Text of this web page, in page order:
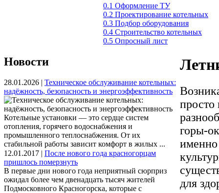
0.1 Оформление ТУ
0.2 Проектирование котельных
0.3 Подбор оборудования
0.4 Строительство котельных
0.5 Опросный лист
Новости
28.01.2026 | Техническое обслуживание котельных:
надёжность, безопасность и энергоэффективность
Котельные установки — это сердце систем
отопления, горячего водоснабжения и
промышленного теплоснабжения. От их
стабильной работы зависит комфорт в жилых ...
12.01.2017 | После нового года красногорцам
пришлось померзнуть
В первые дни нового года неприятный сюрприз
ожидал более чем двенадцать тысяч жителей
Подмосковного Красногорска, которые с
просто
горы-
именно
для